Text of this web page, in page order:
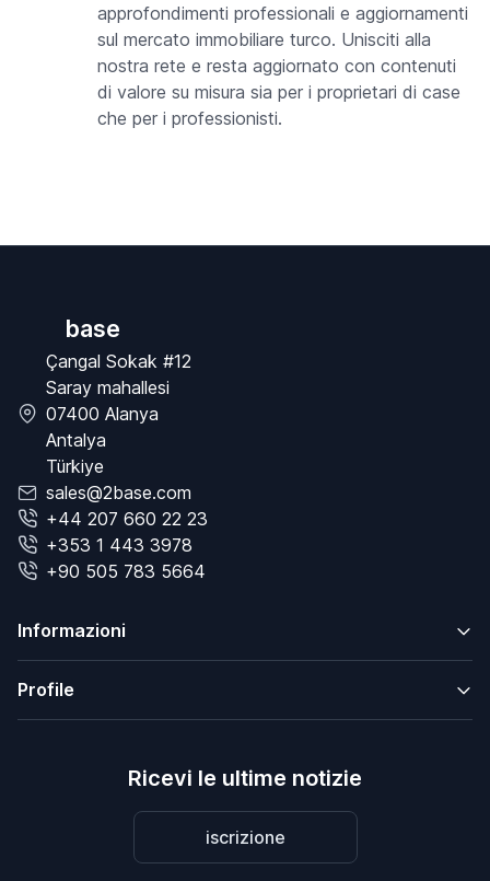
approfondimenti professionali e aggiornamenti
sul mercato immobiliare turco. Unisciti alla
nostra rete e resta aggiornato con contenuti
di valore su misura sia per i proprietari di case
che per i professionisti.
base
Çangal Sokak #12
Saray mahallesi
07400 Alanya
Antalya
Türkiye
sales@2base.com
+44 207 660 22 23
+353 1 443 3978
+90 505 783 5664
Informazioni
Profile
Ricevi le ultime notizie
iscrizione